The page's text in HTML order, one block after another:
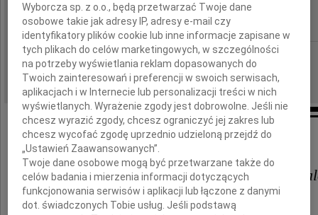
IMIĘ I NAZWISKO: Eufemia Cimała
REGION: Opole
DATA EMISJI: 30.01.2013
Wyrazy głębokiego współczucia
prof. dr. hab. Bogdanowi
z powodu śmierci
Wyborcza sp. z o.o., będą przetwarzać Twoje dane
osobowe takie jak adresy IP, adresy e-mail czy
identyfikatory plików cookie lub inne informacje zapisane w
tych plikach do celów marketingowych, w szczególności
na potrzeby wyświetlania reklam dopasowanych do
Twoich zainteresowań i preferencji w swoich serwisach,
aplikacjach i w Internecie lub personalizacji treści w nich
wyświetlanych. Wyrażenie zgody jest dobrowolne. Jeśli nie
chcesz wyrazić zgody, chcesz ograniczyć jej zakres lub
chcesz wycofać zgodę uprzednio udzieloną przejdź do
„Ustawień Zaawansowanych”.
Twoje dane osobowe mogą być przetwarzane także do
celów badania i mierzenia informacji dotyczących
funkcjonowania serwisów i aplikacji lub łączone z danymi
dot. świadczonych Tobie usług. Jeśli podstawą